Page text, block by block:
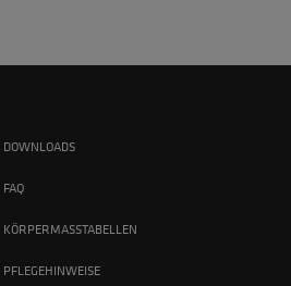
DOWNLOADS
FAQ
KÖRPERMASSTABELLEN
PFLEGEHINWEISE